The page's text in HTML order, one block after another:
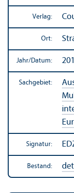
Verlag:
Ort:
Jahr/Datum:
Sachgebiet:
Signatur:
Bestand: